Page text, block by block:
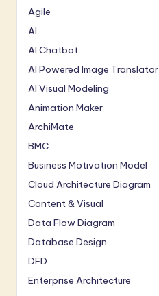
Agile
AI
AI Chatbot
AI Powered Image Translator
AI Visual Modeling
Animation Maker
ArchiMate
BMC
Business Motivation Model
Cloud Architecture Diagram
Content & Visual
Data Flow Diagram
Database Design
DFD
Enterprise Architecture